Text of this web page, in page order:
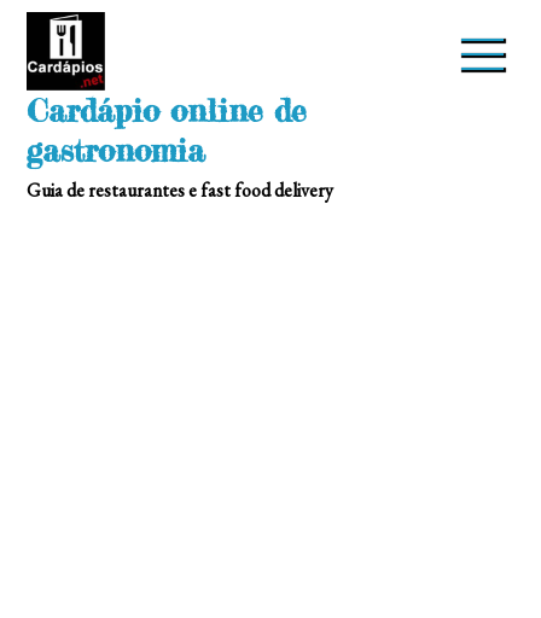
Skip
Cardápio online de
gastronomia
Guia de restaurantes e fast food delivery